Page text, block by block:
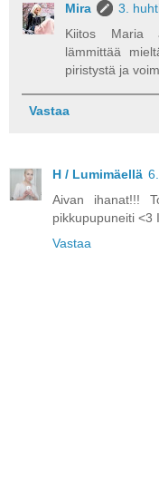
Mira
3.
Kiitos Maria
lämmittää
piristystä ja
Vastaa
H / Lumimäellä
Aivan ihanat!!!
pikkupupuneiti <3
Vastaa